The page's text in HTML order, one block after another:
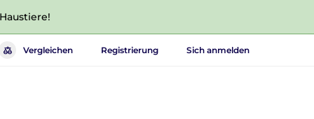
Vergleichen Registrierung Sich anmelden